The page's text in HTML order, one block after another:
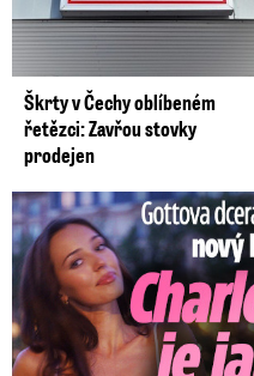
Škrty v Čechy oblíbeném
řetězci: Zavřou stovky
prodejen
Gottova dcera zveřejnila